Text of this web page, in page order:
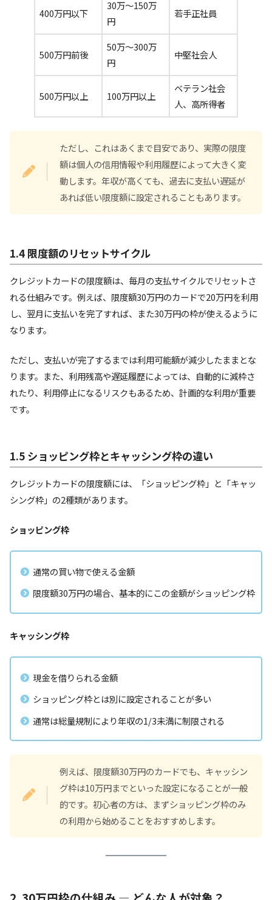
400万円以下
30万～150万
円
若手正社員
500万円前後
50万～300万
円
中堅社会人
500万円以上 100万円以上
ベテラン社会
人、高所得者
ただし、これはあくまで目安であり、実際の限度
額は個人の信用情報や利用履歴によって大きく変
動します。年収が高くても、過去に支払い遅延が
あれば低い限度額に設定されることもあります。
1.4 限度額のリセットサイクル
クレジットカードの限度額は、毎月の支払サイクルでリセットさ
れる仕組みです。例えば、限度額30万円のカードで20万円を利用
し、翌月に支払いを完了すれば、また30万円の枠が使えるように
なります。
ただし、支払いが完了するまでは利用可能額が減少したままとな
ります。また、利用残高や遅延履歴によっては、自動的に減枠さ
れたり、利用停止になるリスクもあるため、計画的な利用が重要
です。
1.5 ショッピング枠とキャッシング枠の違い
クレジットカードの限度額には、「ショッピング枠」と「キャッ
シング枠」の2種類があります。
ショッピング枠
通常の買い物で使える金額
限度額30万円の場合、基本的にこの金額がショッピング枠
キャッシング枠
現金を借りられる金額
ショッピング枠とは別に設定されることが多い
通常は総量規制により年収の1/3未満に制限される
例えば、限度額30万円のカードでも、キャッシン
グ枠は10万円までといった設定になることが一般
的です。初心者の方は、まずショッピング枠のみ
の利用から始めることをおすすめします。